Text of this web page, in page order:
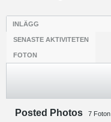
INLÄGG
SENASTE AKTIVITETEN
FOTON
Posted Photos 7 Foton